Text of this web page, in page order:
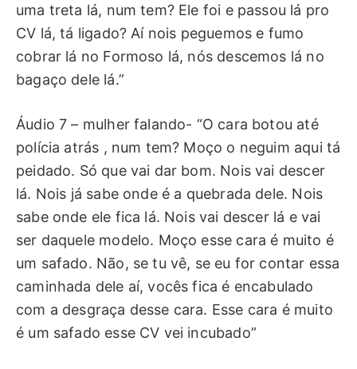
uma treta lá, num tem? Ele foi e passou lá pro
CV lá, tá ligado? Aí nois peguemos e fumo
cobrar lá no Formoso lá, nós descemos lá no
bagaço dele lá.”
Áudio 7 – mulher falando- “O cara botou até
polícia atrás , num tem? Moço o neguim aqui tá
peidado. Só que vai dar bom. Nois vai descer
lá. Nois já sabe onde é a quebrada dele. Nois
sabe onde ele fica lá. Nois vai descer lá e vai
ser daquele modelo. Moço esse cara é muito é
um safado. Não, se tu vê, se eu for contar essa
caminhada dele aí, vocês fica é encabulado
com a desgraça desse cara. Esse cara é muito
é um safado esse CV vei incubado”